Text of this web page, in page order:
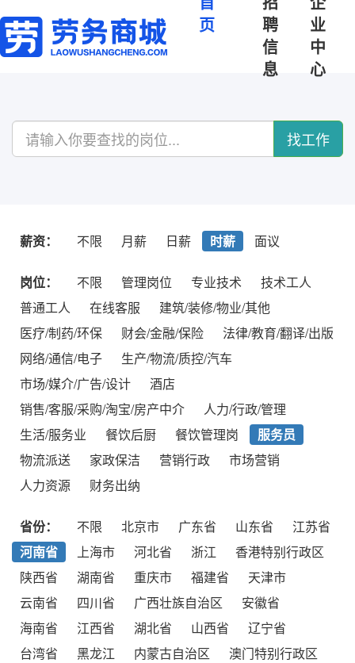
页
聘
信
息
业
中
心
找工作
薪资： 不限 月薪 日薪 时薪 面议
岗位： 不限 管理岗位 专业技术
技术工人
普通工人
在线客服
建筑/装修/物业/其他
医疗/制药/环保
财会/金融/保险
法律/教育/翻译/出版
网络/通信/电子
生产/物流/质控/汽车
市场/媒介/广告/设计
酒店
销售/客服/采购/淘宝/房产中介
人力/行政/管理
生活/服务业
餐饮后厨 餐饮管理岗
服务员
物流派送
家政保洁 营销行政
市场营销
人力资源
财务出纳
省份： 不限 北京市 广东省 山东省
江苏省
河南省
上海市 河北省 浙江
香港特别行政区
陕西省
湖南省 重庆市 福建省
天津市
云南省
四川省 广西壮族自治区
安徽省
海南省
江西省 湖北省 山西省
辽宁省
台湾省
黑龙江 内蒙古自治区
澳门特别行政区